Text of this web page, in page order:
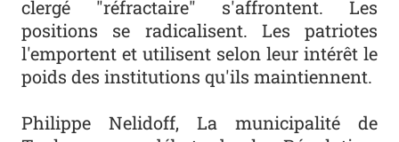
clergé "réfractaire" s'affrontent. Les
positions se radicalisent. Les patriotes
l'emportent et utilisent selon leur intérêt le
poids des institutions qu'ils maintiennent.
Philippe Nelidoff, La municipalité de